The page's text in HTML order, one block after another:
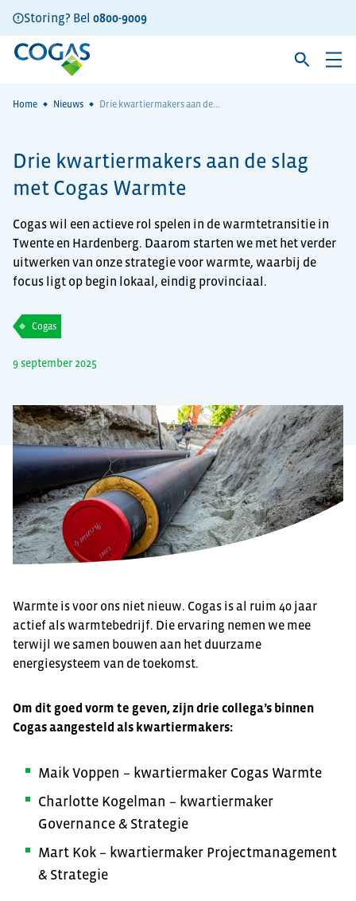
Storing? Bel 0800-9009
Home Nieuws Drie kwartiermakers aan de...
Drie kwartiermakers aan de slag
met Cogas Warmte
Cogas wil een actieve rol spelen in de warmtetransitie in
Twente en Hardenberg. Daarom starten we met het verder
uitwerken van onze strategie voor warmte, waarbij de
focus ligt op begin lokaal, eindig provinciaal.
Cogas
9 september 2025
Warmte is voor ons niet nieuw. Cogas is al ruim 40 jaar
actief als warmtebedrijf. Die ervaring nemen we mee
terwijl we samen bouwen aan het duurzame
energiesysteem van de toekomst.
Om dit goed vorm te geven, zijn drie collega’s binnen
Cogas aangesteld als kwartiermakers:
Maik Voppen – kwartiermaker Cogas Warmte
Charlotte Kogelman – kwartiermaker
Governance & Strategie
Mart Kok – kwartiermaker Projectmanagement
& Strategie